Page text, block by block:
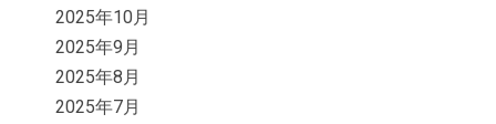
2025年10月
2025年9月
2025年8月
2025年7月